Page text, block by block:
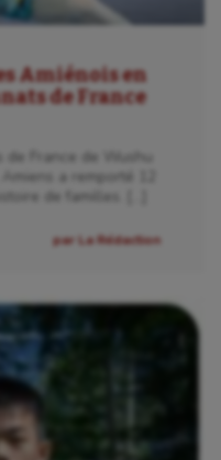
Amiénois en
de France
de France de Wushu
a remporté 12
de familles. […]
par La Rédaction